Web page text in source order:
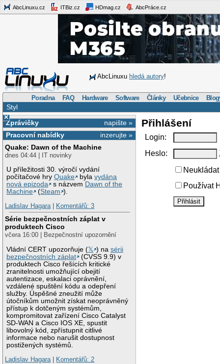
AbcLinuxu.cz ITBiz.cz HDmag.cz AbcPráce.cz
AbcLinuxu hledá autory!
Poradna FAQ Hardware Software Články Učebnice
Styl
×
napište »
Zprávičky
inzerujte »
Pracovní nabídky
Quake: Dawn of the Machine
dnes 04:44 | IT novinky
U příležitosti 30. výročí vydání
počítačové hryQuake bylavydána
nová epizoda
s názvem Dawn of the
Machine
(Steam ).
Ladislav Hagara| Komentářů: 3
Série bezpečnostních záplat v
produktech Cisco
včera 16:00 | Bezpečnostní upozornění
Vládní CERT upozorňuje (𝕏 ) nasérii
bezpečnostních záplat
(CVSS 9.9) v
produktech Cisco řešících kritické
zranitelnosti umožňující obejití
autentizace, eskalaci oprávnění,
vzdálené spuštění kódu a odepření
služby. Úspěšné zneužití může
útočníkům umožnit získat neoprávněný
přístup k dotčeným systémům,
kompromitovat zařízení Cisco Catalyst
SD-WAN a Cisco IOS XE, spustit
libovolný kód, zpřístupnit citlivé
informace nebo narušit dostupnost
postižených systémů.
Ladislav Hagara| Komentářů: 2
Přihlášení
Login:
Heslo:
Používat